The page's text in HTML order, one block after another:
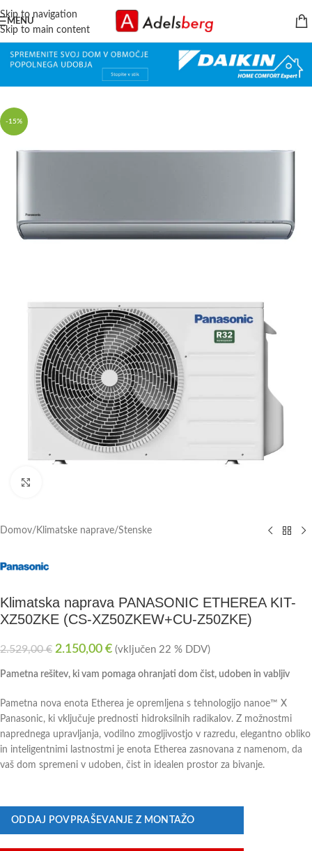
Skip to navigation
Skip to main content
MENU
-15%
Domov/ Klimatske naprave/Stenske
Klimatska naprava PANASONIC ETHEREA KIT-
XZ50ZKE (CS-XZ50ZKEW+CU-Z50ZKE)
2.529,00€ 2.150,00 € (vključen 22 % DDV)
Pametna rešitev, ki vam pomaga ohranjati dom čist, udoben in vabljiv
Pametna nova enota Etherea je opremljena s tehnologijo nanoe™ X
Panasonic, ki vključuje prednosti hidroksilnih radikalov. Z možnostmi
naprednega upravljanja, vodilno zmogljivostjo v razredu, elegantno obliko
in inteligentnimi lastnostmi je enota Etherea zasnovana z namenom, da
vaš dom spremeni v udoben, čist in idealen prostor za bivanje.
ODDAJ POVPRAŠEVANJE Z MONTAŽO